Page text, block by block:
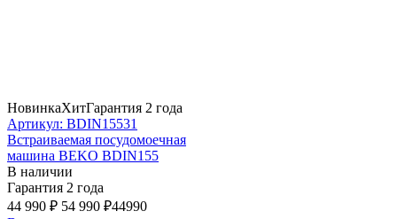
НовинкаХитГарантия 2 года
Артикул: BDIN15531
Встраиваемая посудомоечная
машина BEKO BDIN155
В наличии
Гарантия 2 года
44 990 ₽ 54 990 ₽44990